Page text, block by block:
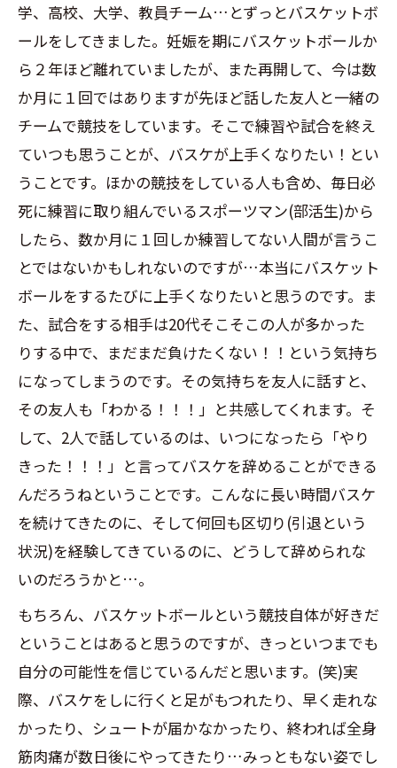
学、高校、大学、教員チーム…とずっとバスケットボ
ールをしてきました。妊娠を期にバスケットボールか
ら２年ほど離れていましたが、また再開して、今は数
か月に１回ではありますが先ほど話した友人と一緒の
チームで競技をしています。そこで練習や試合を終え
ていつも思うことが、バスケが上手くなりたい！とい
うことです。ほかの競技をしている人も含め、毎日必
死に練習に取り組んでいるスポーツマン(部活生)から
したら、数か月に１回しか練習してない人間が言うこ
とではないかもしれないのですが…本当にバスケット
ボールをするたびに上手くなりたいと思うのです。ま
た、試合をする相手は20代そこそこの人が多かった
りする中で、まだまだ負けたくない！！という気持ち
になってしまうのです。その気持ちを友人に話すと、
その友人も「わかる！！！」と共感してくれます。そ
して、2人で話しているのは、いつになったら「やり
きった！！！」と言ってバスケを辞めることができる
んだろうねということです。こんなに長い時間バスケ
を続けてきたのに、そして何回も区切り(引退という
状況)を経験してきているのに、どうして辞められな
いのだろうかと…。
もちろん、バスケットボールという競技自体が好きだ
ということはあると思うのですが、きっといつまでも
自分の可能性を信じているんだと思います。(笑)実
際、バスケをしに行くと足がもつれたり、早く走れな
かったり、シュートが届かなかったり、終われば全身
筋肉痛が数日後にやってきたり…みっともない姿でし